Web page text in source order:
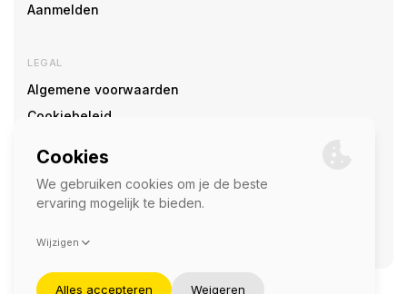
Aanmelden
LEGAL
Algemene voorwaarden
Cookiebeleid
SOCIAL
©2026 — Komerco